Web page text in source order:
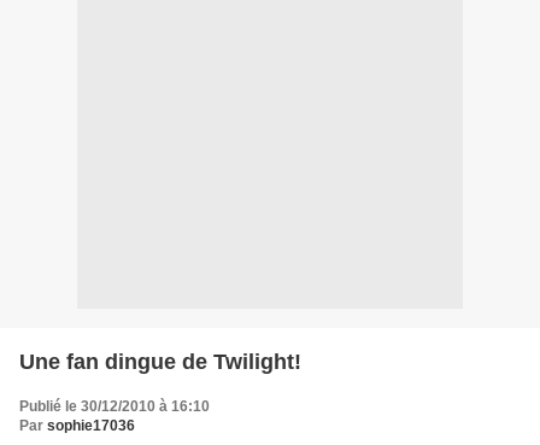
Une fan dingue de Twilight!
Publié le 30/12/2010 à 16:10
Par sophie17036